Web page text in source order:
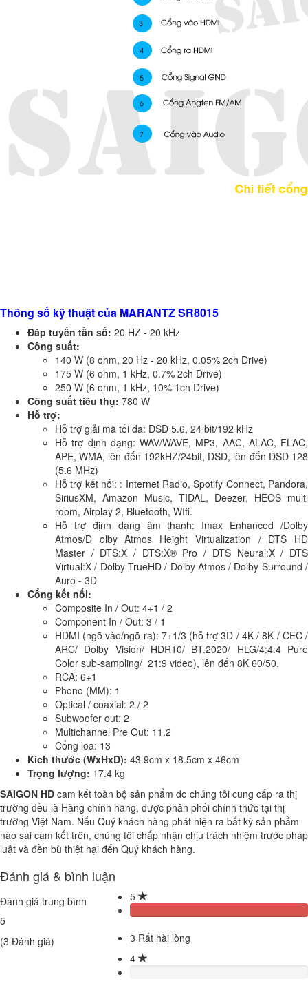
Thông số kỹ thuật của MARANTZ SR8015
Đáp tuyến tần số: 20 HZ - 20 kHz
Công suất:
140 W (8 ohm, 20 Hz - 20 kHz, 0.05% 2ch Drive)
175 W (6 ohm, 1 kHz, 0.7% 2ch Drive)
250 W (6 ohm, 1 kHz, 10% 1ch Drive)
Công suất tiêu thụ: 780 W
Hỗ trợ:
Hỗ trợ giải mã tối đa: DSD 5.6, 24 bit/192 kHz
Hỗ trợ định dạng: WAV/WAVE, MP3, AAC, ALAC, FLAC,
APE, WMA, lên đến 192kHZ/24bit, DSD, lên đến DSD 128
(5.6 MHz)
Hỗ trợ kết nối: : Internet Radio, Spotify Connect, Pandora,
SiriusXM, Amazon Music, TIDAL, Deezer, HEOS multi
room, Airplay 2, Bluetooth, WIfi.
Hỗ trợ định dạng âm thanh: Imax Enhanced /Dolby
Atmos/D olby Atmos Height Virtualization / DTS HD
Master / DTS:X / DTS:X® Pro / DTS Neural:X / DTS
Virtual:X / Dolby TrueHD / Dolby Atmos / Dolby Surround /
Auro - 3D
Cổng kết nối:
Composite In / Out: 4+1 / 2
Component In / Out: 3 / 1
HDMI (ngõ vào/ngõ ra): 7+1/3 (hỗ trợ 3D / 4K / 8K / CEC /
ARC/ Dolby Vision/ HDR10/ BT.2020/ HLG/4:4:4 Pure
Color sub-sampling/ 21:9 video), lên đến 8K 60/50.
RCA: 6+1
Phono (MM): 1
Optical / coaxial: 2 / 2
Subwoofer out: 2
Multichannel Pre Out: 11.2
Cổng loa: 13
Kích thước (WxHxD): 43.9cm x 18.5cm x 46cm
Trọng lượng: 17.4 kg
SAIGON HD cam kết toàn bộ sản phẩm do chúng tôi cung cấp ra thị
trường đều là Hàng chính hãng, được phân phối chính thức tại thị
trường Việt Nam. Nếu Quý khách hàng phát hiện ra bất kỳ sản phẩm
nào sai cam kết trên, chúng tôi chấp nhận chịu trách nhiệm trước pháp
luật và đền bù thiệt hại đến Quý khách hàng.
Đánh giá & bình luận
Đánh giá trung bình
5
(3 Đánh giá)
5
3 Rất hài lòng
4